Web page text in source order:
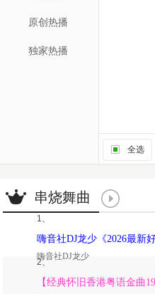
原创热播
独家热播
全选
串烧舞曲
1、
嗨音社DJ龙少
2、